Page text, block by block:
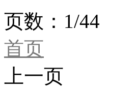
页数：1/44
首页
上一页